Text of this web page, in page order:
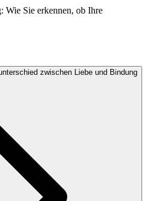
Wie Sie erkennen, ob Ihre
zwischen Liebe und Bindung